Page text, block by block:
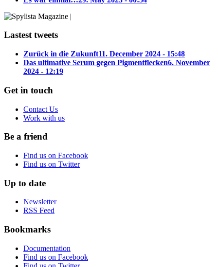
Lastest tweets
Zurück in die Zukunft11. December 2024 - 15:48
Das ultimative Serum gegen Pigmentflecken6. November
2024 - 12:19
Get in touch
Contact Us
Work with us
Be a friend
Find us on Facebook
Find us on Twitter
Up to date
Newsletter
RSS Feed
Bookmarks
Documentation
Find us on Facebook